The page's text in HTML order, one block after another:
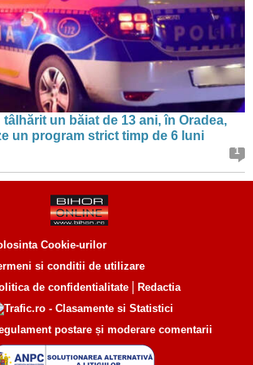
tâlhărit un băiat de 13 ani, în Oradea,
un program strict timp de 6 luni
1
Cookie-urilor
si conditii de utilizare
de confidentialitate
Redactia
postare și moderare comentarii